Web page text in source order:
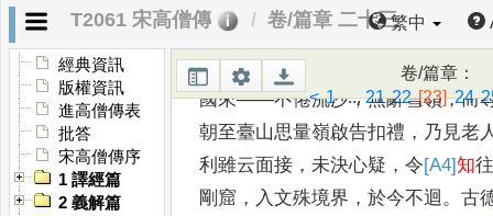
T2061 宋高僧傳 卷/篇章 二十三繁中
經典資訊
版權資訊
進高僧傳表
批答
宋高僧傳序
1 譯經篇
2 義解篇
卷/篇章：
< 1...21 22 [23] 24
方 金色世界，文殊菩薩與一萬聖眾
而演說法，或現老人 或為童子 。
國來——不倦流沙，無辭雪嶺，而
朝至臺山思量嶺啟告扣禮 ， 乃見老
利雖云面接 ，未決心疑 ，令[A4]知
剛窟 ， 入文殊境界 ，於今不迴。古